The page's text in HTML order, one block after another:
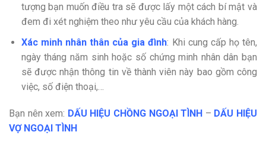
tượng bạn muốn điều tra sẽ được lấy một cách bí mật và
đem đi xét nghiệm theo như yêu cầu của khách hàng.
Xác minh nhân thân của gia đình: Khi cung cấp họ tên,
ngày tháng năm sinh hoặc số chứng minh nhân dân bạn
sẽ được nhận thông tin về thành viên này bao gồm công
việc, số điện thoại,…
Bạn nên xem: DẤU HIỆU CHỒNG NGOẠI TÌNH – DẤU HIỆU
VỢ NGOẠI TÌNH